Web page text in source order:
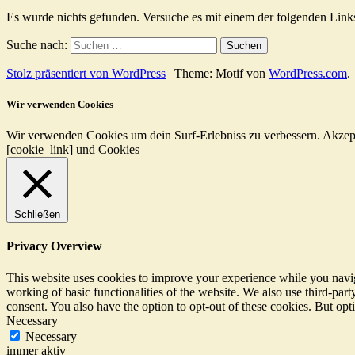
Es wurde nichts gefunden. Versuche es mit einem der folgenden
Suche nach:
Stolz präsentiert von WordPress | Theme: Motif von WordPress.com.
Wir verwenden Cookies
Wir verwenden Cookies um dein Surf-Erlebniss zu verbessern.
[cookie_link] und Cookies
Schließen
Privacy Overview
This website uses cookies to improve your experience while you
working of basic functionalities of the website. We also use third-
consent. You also have the option to opt-out of these cookies. But
Necessary
Necessary
immer aktiv